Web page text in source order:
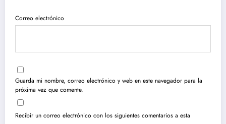
Correo electrónico
Guarda mi nombre, correo electrónico y web en este navegador para la
próxima vez que comente.
Recibir un correo electrónico con los siguientes comentarios a esta